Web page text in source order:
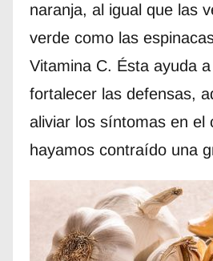
naranja, al igual que las
verde como las
Vitamina C. Ésta ayuda
fortalecer las defensas,
aliviar los síntomas en el
hayamos contraído una